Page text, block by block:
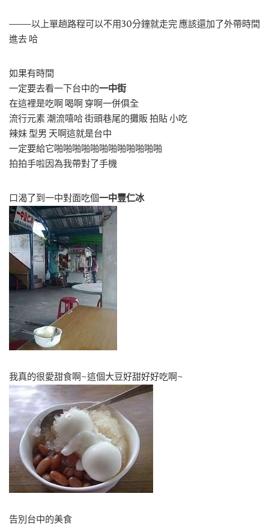
——–以上單趟路程可以不用30分鐘就走完 應該還加了外帶時間
進去 哈
如果有時間
一定要去看一下台中的一中街
在這裡是吃啊 喝啊 穿啊一併俱全
流行元素 潮流嘻哈 街頭巷尾的攤販 拍貼 小吃
辣妹 型男 天啊這就是台中
一定要給它啪啪啪啪啪啪啪啪啪啪啪啪
拍拍手啦因為我帶對了手機
口渴了到一中對面吃個一中豐仁冰
我真的很愛甜食啊~這個大豆好甜好好吃啊~
告別台中的美食